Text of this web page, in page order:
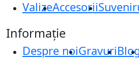
ValizeAccesorii
Informație
Despre noiGravuri